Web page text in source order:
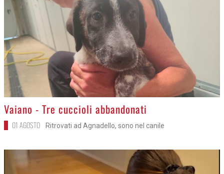
>
Vaiano - Tre cuccioli abbandonati
01 AGOSTO Ritrovati ad Agnadello, sono nel canile